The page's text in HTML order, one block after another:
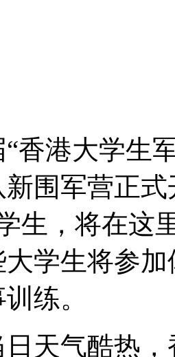
报警
热潮
死18伤
进下水道
港大学生军
围军营正
生，将在这
学生将参
练。
气酷热，